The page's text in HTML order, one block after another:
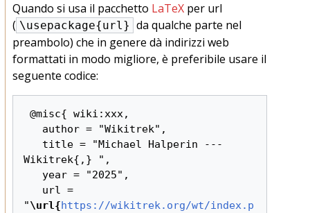
Quando si usa il pacchetto LaTeXper url
( \usepackage{url} da qualche parte nel
preambolo) che in genere dà indirizzi web
formattati in modo migliore, è preferibile usare il
seguente codice:
@misc{ wiki:xxx,
Wikitrek{,} ",
"\url{https://wikitrek.org/wt/index.p